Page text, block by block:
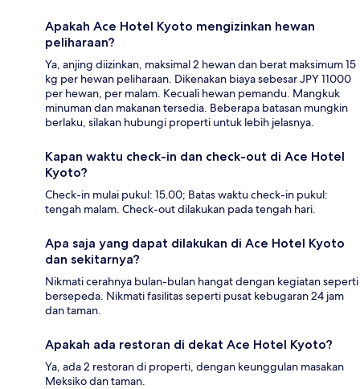
Apakah Ace Hotel Kyoto mengizinkan hewan
peliharaan?
Ya, anjing diizinkan, maksimal 2 hewan dan berat maksimum 15
kg per hewan peliharaan. Dikenakan biaya sebesar JPY 11000
per hewan, per malam. Kecuali hewan pemandu. Mangkuk
minuman dan makanan tersedia. Beberapa batasan mungkin
berlaku, silakan hubungi properti untuk lebih jelasnya.
Kapan waktu check-in dan check-out di Ace Hotel
Kyoto?
Check-in mulai pukul: 15.00; Batas waktu check-in pukul:
tengah malam. Check-out dilakukan pada tengah hari.
Apa saja yang dapat dilakukan di Ace Hotel Kyoto
dan sekitarnya?
Nikmati cerahnya bulan-bulan hangat dengan kegiatan seperti
bersepeda. Nikmati fasilitas seperti pusat kebugaran 24 jam
dan taman.
Apakah ada restoran di dekat Ace Hotel Kyoto?
Ya, ada 2 restoran di properti, dengan keunggulan masakan
Meksiko dan taman.